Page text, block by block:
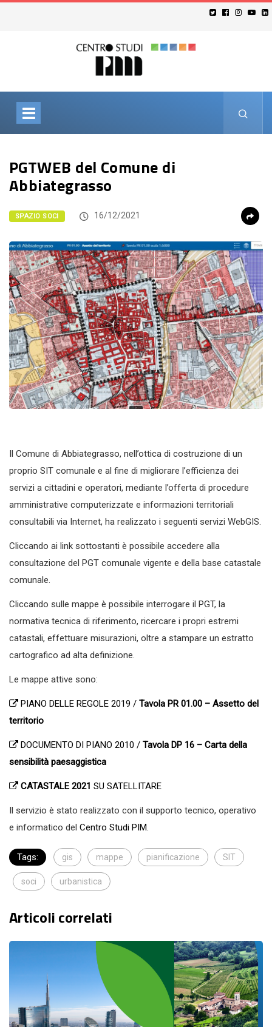
PGTWEB del Comune di
Abbiategrasso
SPAZIO SOCI 16/12/2021
Il Comune di Abbiategrasso, nell’ottica di costruzione di un
proprio SIT comunale e al fine di migliorare l’efficienza dei
servizi a cittadini e operatori, mediante l’offerta di procedure
amministrative computerizzate e informazioni territoriali
consultabili via Internet, ha realizzato i seguenti servizi WebGIS.
Cliccando ai link sottostanti è possibile accedere alla
consultazione del PGT comunale vigente e della base catastale
comunale.
Cliccando sulle mappe è possibile interrogare il PGT, la
normativa tecnica di riferimento, ricercare i propri estremi
catastali, effettuare misurazioni, oltre a stampare un estratto
cartografico ad alta definizione.
Le mappe attive sono:
PIANO DELLE REGOLE 2019 / Tavola PR 01.00 – Assetto del
territorio
DOCUMENTO DI PIANO 2010 / Tavola DP 16 – Carta della
sensibilità paesaggistica
CATASTALE 2021 SU SATELLITARE
Il servizio è stato realizzato con il supporto tecnico, operativo
e informatico del Centro Studi PIM.
Tags: gis mappe pianificazione SIT
soci urbanistica
Articoli correlati